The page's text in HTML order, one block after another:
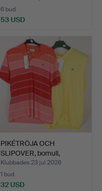
6 bud
53 USD
PIKÉTRÖJA OCH
SLIPOVER, bomull,
Lacoste.
Klubbades 23 jul 2026
1 bud
32 USD